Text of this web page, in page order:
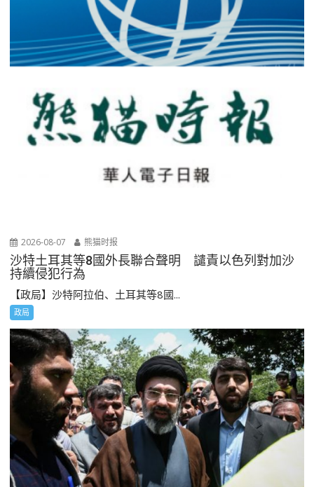
2026-08-07 熊猫时报
沙特土耳其等8國外長聯合聲明 譴責以色列對加沙
持續侵犯行為
【政局】沙特阿拉伯、土耳其等8國...
政局